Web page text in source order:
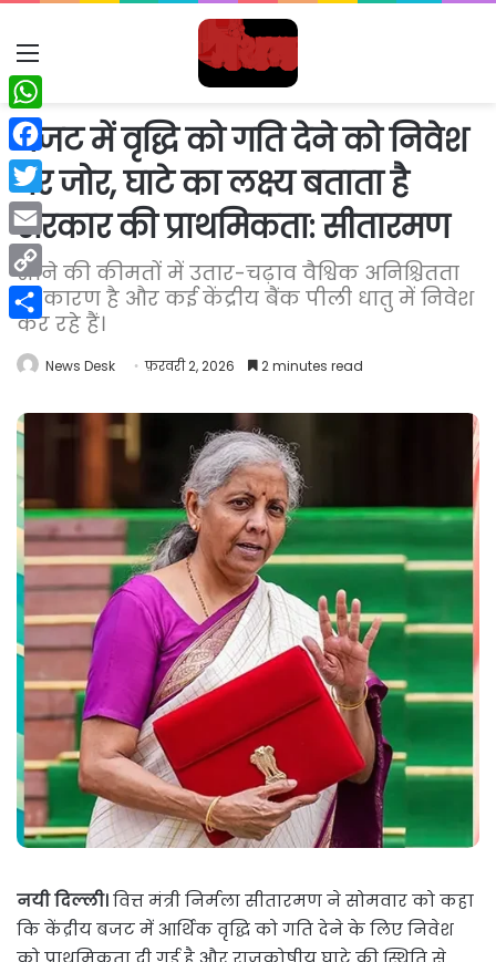
Menu
बजट में वृद्धि को गति देने को निवेश
पर जोर, घाटे का लक्ष्य बताता है
सरकार की प्राथमिकता: सीतारमण
सोने की कीमतों में उतार-चढ़ाव वैश्विक अनिश्चितता
के कारण है और कई केंद्रीय बैंक पीली धातु में निवेश
कर रहे हैं।
News Desk फ़रवरी 2, 2026 2 minutes read
नयी दिल्ली।वित्त मंत्री निर्मला सीतारमण ने सोमवार को कहा
कि केंद्रीय बजट में आर्थिक वृद्धि को गति देने के लिए निवेश
WhatsApp
Facebook
Twitter
Email
Copy
Link
Share